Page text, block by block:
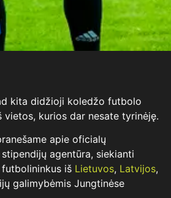
kita didžioji koledžo futbolo
kurios dar nesate tyrinėję.
apie oficialų
agentūra, siekianti
iš Lietuvos, Latvijos,
galimybėmis Jungtinėse